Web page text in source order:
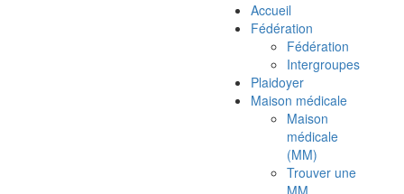
Accueil
Fédération
Fédération
Intergroupes
Plaidoyer
Maison médicale
Maison
médicale
(MM)
Trouver une
MM